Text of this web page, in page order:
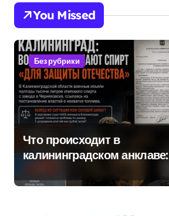
You Missed
Без рубрики
Что происходит в
калининградском анклаве:
защиты Отечества»